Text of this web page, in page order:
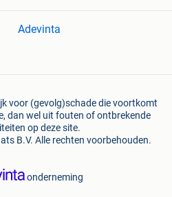
Adevinta
voor (gevolg)schade die voortkomt
dan wel uit fouten of ontbrekende
op deze site.
B.V. Alle rechten voorbehouden.
onderneming